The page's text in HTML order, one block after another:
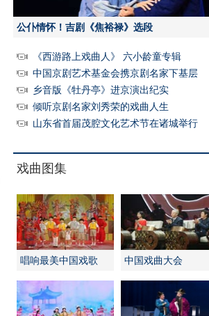
公仆情怀！吉剧《焦裕禄》选段
《西游路上戏曲人》 六小龄童专辑
中国京剧艺术基金会携京剧名家下基层
乡音版《牡丹亭》进京演出纪实
倾听京剧名家刘秀荣的戏曲人生
山东省首届茂腔文化艺术节在诸城举行
戏曲图集
唱响最美中国戏歌 中国戏曲大会